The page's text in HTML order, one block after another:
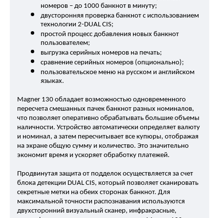
номеров – до 1000 банкнот в минуту;
двусторонняя проверка банкнот с использованием
технологии 2-DUAL CIS;
простой процесс добавления новых банкнот
пользователем;
выгрузка серийных номеров на печать;
сравнение серийных номеров (опционально);
пользовательское меню на русском и английском
языках.
Magner 130 обладает возможностью одновременного
пересчета смешанных пачек банкнот разных номиналов,
что позволяет оперативно обрабатывать большие объемы
наличности. Устройство автоматически определяет валюту
и номинал, а затем пересчитывает все купюры, отображая
на экране общую сумму и количество. Это значительно
экономит время и ускоряет обработку платежей.
Продвинутая защита от подделок осуществляется за счет
блока детекции DUAL CIS, который позволяет сканировать
секретные метки на обеих сторонах банкнот. Для
максимальной точности распознавания используются
двухсторонний визуальный сканер, инфракрасные,